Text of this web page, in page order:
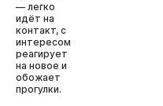
— легко
идёт на
контакт, с
интересом
реагирует
на новое и
обожает
прогулки.